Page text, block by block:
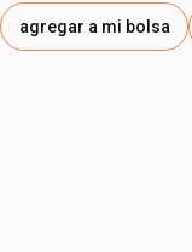
agregar a mi bolsa